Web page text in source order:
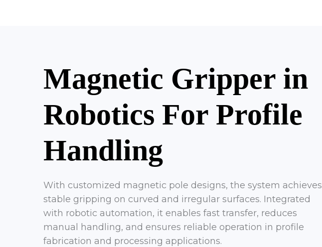
Magnetic Gripper in
Robotics For Profile
Handling
With customized magnetic pole designs, the system achieves
stable gripping on curved and irregular surfaces. Integrated
with robotic automation, it enables fast transfer, reduces
manual handling, and ensures reliable operation in profile
fabrication and processing applications.